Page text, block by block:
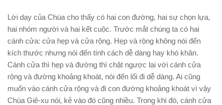
Lời dạy của Chúa cho thấy có hai con đường, hai sự chọn lựa,
hai nhóm người và hai kết cuộc. Trước mắt chúng ta có hai
cánh cửa: cửa hẹp và cửa rộng. Hẹp và rộng không nói đến
kích thước nhưng nói đến tính cách dễ dàng hay khó khăn.
Cánh cửa thì hẹp và đường thì chật ngược lại với cánh cửa
rộng và đường khoảng khoát, nói đến lối đi dễ dàng. Ai cũng
muốn vào cánh cửa rộng và đi con đường khoảng khoát vì vậy
Chúa Giê-xu nói, kẻ vào đó cũng nhiều. Trong khi đó, cánh cửa